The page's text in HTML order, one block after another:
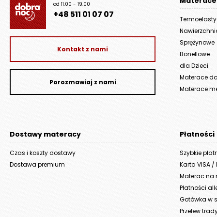
od 11.00 - 19.00
+48 511 01 07 07
Kontakt z nami
Porozmawiaj z nami
Sprężynowe
Bonellowe
dla Dzieci
Materace
Materace
Dostawy materacy
Czas i koszty dostawy
Dostawa premium
Płatności
Szybkie
Karta VISA
Materac na
Płatności
Gotówka w
Przelew